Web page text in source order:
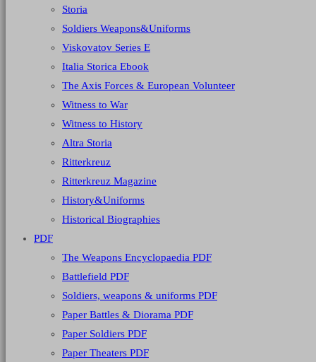
Storia
Soldiers Weapons&Uniforms
Viskovatov Series E
Italia Storica Ebook
The Axis Forces & European Volunteer
Witness to War
Witness to History
Altra Storia
Ritterkreuz
Ritterkreuz Magazine
History&Uniforms
Historical Biographies
PDF
The Weapons Encyclopaedia PDF
Battlefield PDF
Soldiers, weapons & uniforms PDF
Paper Battles & Diorama PDF
Paper Soldiers PDF
Paper Theaters PDF